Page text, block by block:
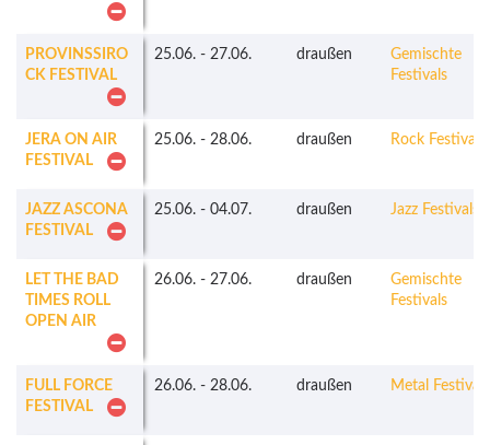
PROVINSSIRO
CK FESTIVAL
25.06. - 27.06. draußen
Gemischte
Festivals
JERA ON AIR
FESTIVAL
25.06. - 28.06. draußen Rock Festivals
JAZZ ASCONA
FESTIVAL
25.06. - 04.07. draußen Jazz Festivals
LET THE BAD
TIMES ROLL
OPEN AIR
26.06. - 27.06. draußen
Gemischte
Festivals
FULL FORCE
FESTIVAL
26.06. - 28.06. draußen Metal Festivals